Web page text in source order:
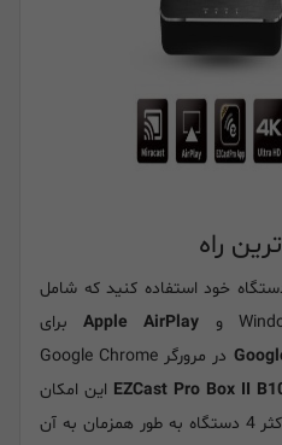
راه
خود استفاده کنید که شامل
Apple AirPlayبرای
در مرورگر Google Chrome
این امکان
را به شما میدهد که بتوانید حداکثر 4 دستگاه به طور همزمان به آن